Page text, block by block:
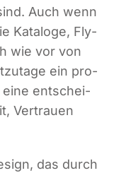
Auch wenn
Kata­lo­ge, Fly­
wie vor von
ein pro­
eine ent­schei­
Ver­trau­en
das durch